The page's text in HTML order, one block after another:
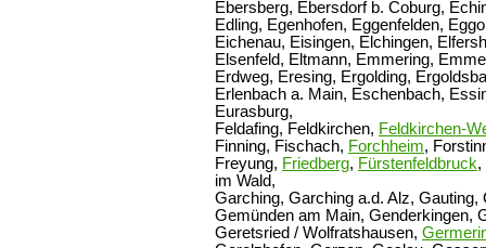
Ebersberg, Ebersdorf b. Coburg,
Edling, Egenhofen, Eggenfelden,
Eichenau, Eisingen, Elchingen,
Elsenfeld, Eltmann, Emmering,
Erdweg, Eresing, Ergolding,
Erlenbach a. Main, Eschenbach,
Eurasburg,
Feldafing, Feldkirchen, Feldkirchen-
Finning, Fischach, Forchheim,
Freyung, Friedberg, Fürstenfeldbruck,
im Wald,
Garching, Garching a.d. Alz,
Gemünden am Main, Genderkingen,
Geretsried / Wolfratshausen,